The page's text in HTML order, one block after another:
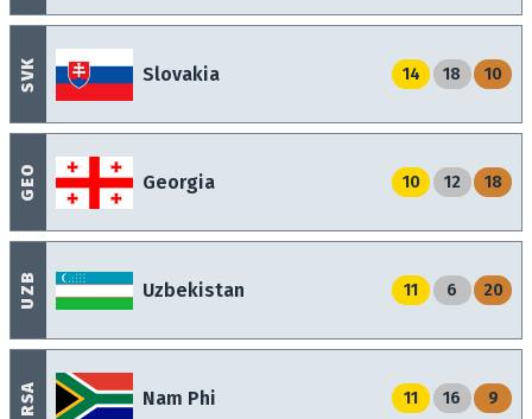
GEO Georgia 10 12 18
RSA Nam Phi 11 16 9
SVK Slovakia 14 18 10
UZB Uzbekistan 11 6 20